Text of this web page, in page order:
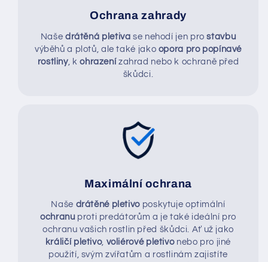
Ochrana zahrady
Naše drátěná pletiva se nehodí jen prostavbu
výběhů a plotů, ale také jako opora pro popínavé
rostliny, kohrazení zahrad nebo k ochraně před
škůdci.
Maximální ochrana
Naše drátěné pletivo poskytuje optimální
ochranu proti predátorům a je také ideální pro
ochranu vašich rostlin před škůdci. Ať už jako
králičí pletivo, voliérové pletivonebo pro jiné
použití, svým zvířatům a rostlinám zajistíte